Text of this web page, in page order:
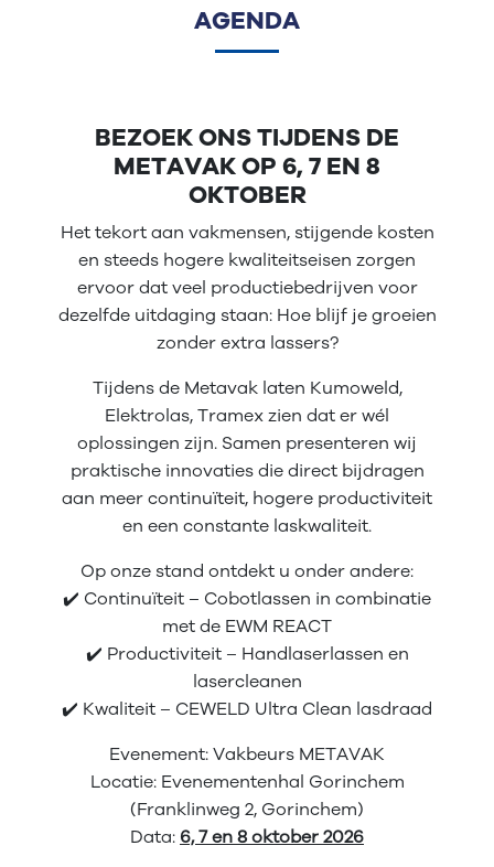
AGENDA
BEZOEK ONS TIJDENS DE
METAVAK OP 6, 7 EN 8
OKTOBER
Het tekort aan vakmensen, stijgende kosten
en steeds hogere kwaliteitseisen zorgen
ervoor dat veel productiebedrijven voor
dezelfde uitdaging staan: Hoe blijf je groeien
zonder extra lassers?
Tijdens de Metavak laten Kumoweld,
Elektrolas, Tramex zien dat er wél
oplossingen zijn. Samen presenteren wij
praktische innovaties die direct bijdragen
aan meer continuïteit, hogere productiviteit
en een constante laskwaliteit.
Op onze stand ontdekt u onder andere:
✔️ Continuïteit – Cobotlassen in combinatie
met de EWM REACT
✔️ Productiviteit – Handlaserlassen en
lasercleanen
✔️ Kwaliteit – CEWELD Ultra Clean lasdraad
Evenement: Vakbeurs METAVAK
Locatie: Evenementenhal Gorinchem
(Franklinweg 2, Gorinchem)
Data:6, 7 en 8 oktober 2026